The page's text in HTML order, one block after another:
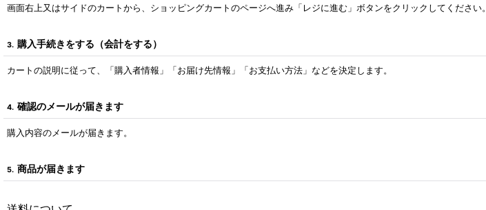
画面右上又はサイドのカートから、ショッピングカートのページへ進み「レジに進む」ボタンをクリックしてください。
3. 購入手続きをする（会計をする）
カートの説明に従って、「購入者情報」「お届け先情報」「お支払い方法」などを決定します。
4. 確認のメールが届きます
購入内容のメールが届きます。
5. 商品が届きます